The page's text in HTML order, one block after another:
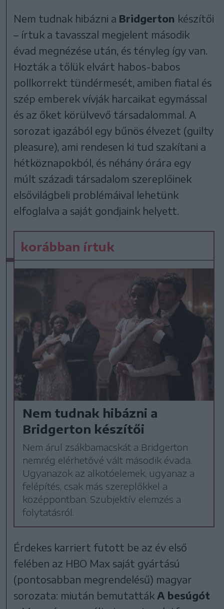
Nem tudnak hibázni a Bridgerton készítői
– írtuk a tavasszal megjelent második
évad megnézése után, és tényleg így van.
Hozták a tőlük elvárt habos-babos
pollkorrekt tündérmesét, amiben fiatal és
szép emberek vívják harcaikat egymással
és az őket körülvevő társadalommal. A
sorozat igazából egy bűnös élvezet (guilty
pleasure), ami rendesen ki tud szakítani a
hétköznapokból, és néhány órára egy
múlt századi társadalom szereplőinek
elsővilágbeli problémáival lehetünk
elfoglalva a saját gondjaink helyett.
korábban írtuk
Nem tudnak hibázni a
Bridgerton készítői
Nem árul zsákbamacskát a Bridgerton
nemrég elérhetővé vált második évada.
Ugyanazok az alkotóelemek, ugyanaz a
felépítés, csak más szereplőkkel a
középpontban. Szubjektív elemzés a
folytatásról.
Érdekes karriert futott be az év első
felében az HBO Max saját gyártású
(pontosabban megrendelésű) magyar
sorozata: miután bemutatták A besúgót